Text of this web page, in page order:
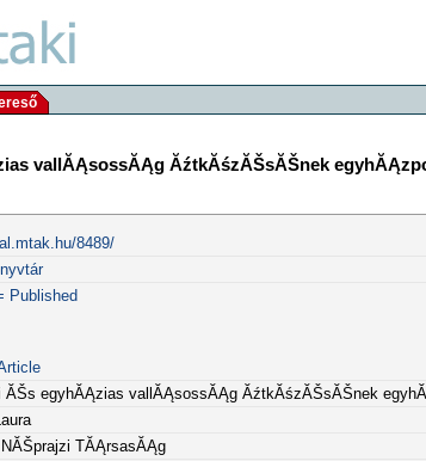
vallĂĄsossĂĄg ĂźtkĂśzĂŠsĂŠnek
8489/
Published
ĂŠs egyhĂĄzias vallĂĄsossĂĄg ĂźtkĂśzĂŠsĂŠnek
TĂĄrsasĂĄg